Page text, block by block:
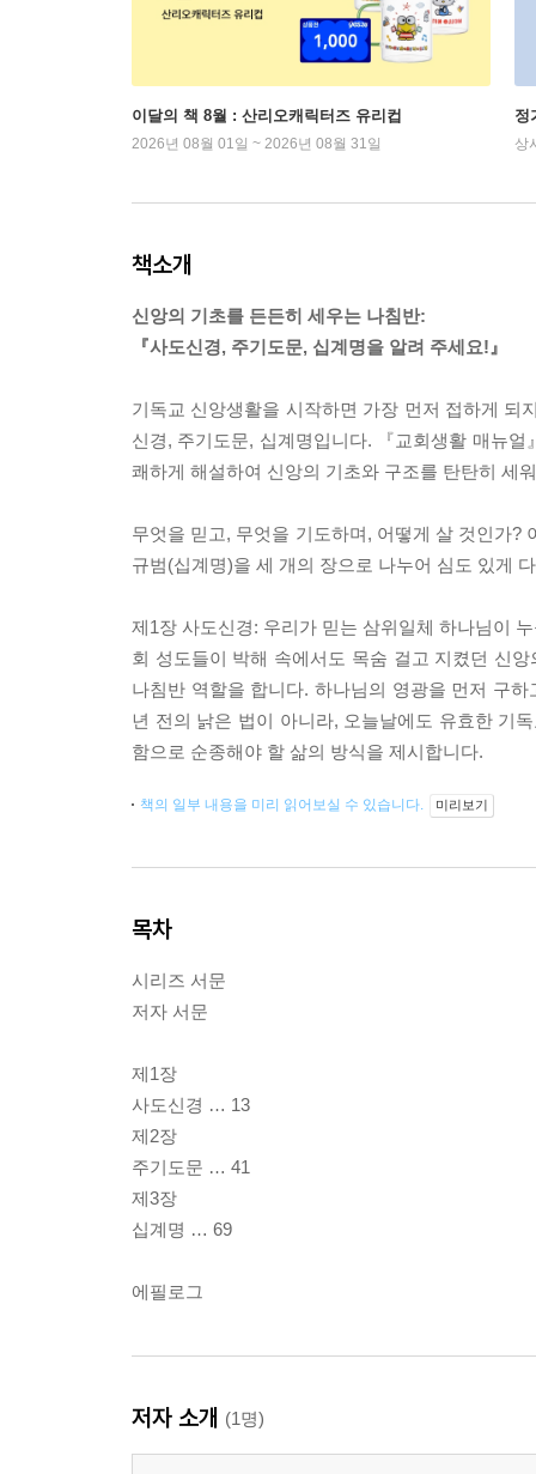
이달의 책 8월 : 산리오캐릭터즈 유리컵
2026년 08월 01일 ~ 2026년 08월 31일
정
상
책소개
신앙의 기초를 든든히 세우는 나침반:
『사도신경, 주기도문, 십계명을 알려 주세요!』
기독교 신앙생활을 시작하면 가장 먼저 접하게 되
신경, 주기도문, 십계명입니다. 『교회생활 매뉴
쾌하게 해설하여 신앙의 기초와 구조를 탄탄히 세
무엇을 믿고, 무엇을 기도하며, 어떻게 살 것인가?
규범(십계명)을 세 개의 장으로 나누어 심도 있게
제1장 사도신경: 우리가 믿는 삼위일체 하나님이
회 성도들이 박해 속에서도 목숨 걸고 지켰던 신
나침반 역할을 합니다. 하나님의 영광을 먼저 구
년 전의 낡은 법이 아니라, 오늘날에도 유효한 기
함으로 순종해야 할 삶의 방식을 제시합니다.
책의 일부 내용을 미리 읽어보실 수 있습니다. 미리보기
목차
시리즈 서문
저자 서문
제1장
사도신경 … 13
제2장
주기도문 … 41
제3장
십계명 … 69
에필로그
저자 소개 (1명)